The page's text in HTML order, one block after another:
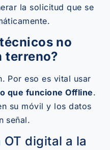
la solicitud que se
no
terreno?
Por eso es vital usar
que funcione Offline.
su móvil y los datos
señal.
digital a la